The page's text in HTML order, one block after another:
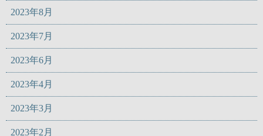
2023年8月
2023年7月
2023年6月
2023年4月
2023年3月
2023年2月